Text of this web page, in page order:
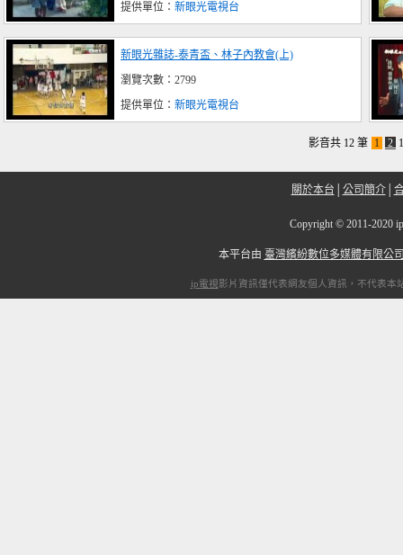
提供單位： 新眼光電視台
新眼光雜誌-泰青盃、林子內教會(上)
瀏覽次數：2799
提供單位： 新眼光電視台
影音共 12 筆 1 2
關於本台 公司簡介│
Copyright©2011-2020
本平台由 臺灣繽紛數位多媒體有限公
ip電視影片資訊僅代表網友個人資訊，不代表本